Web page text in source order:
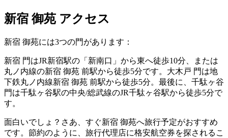
新宿 御苑 アクセス
新宿 御苑には3つの門があります：
新宿 門はJR新宿駅の「新南口」から東へ徒歩10分、または
丸ノ内線の新宿 御苑 前駅から徒歩5分です。大木戸 門は地
下鉄丸ノ内線新宿 御苑 前駅から徒歩5分。最後に、千駄ヶ谷
門は千駄ヶ谷駅の中央/総武線のJR千駄ヶ谷駅から徒歩5分で
す。
面白いでしょ？さあ、すぐ新宿 御苑へ旅行予定がおすすめ
です。節約のように、旅行代理店に格安航空券を探されるこ